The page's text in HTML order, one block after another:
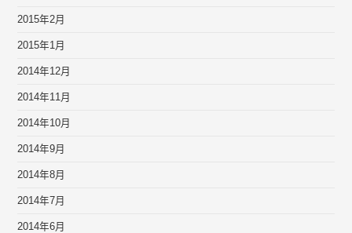
2015年2月
2015年1月
2014年12月
2014年11月
2014年10月
2014年9月
2014年8月
2014年7月
2014年6月